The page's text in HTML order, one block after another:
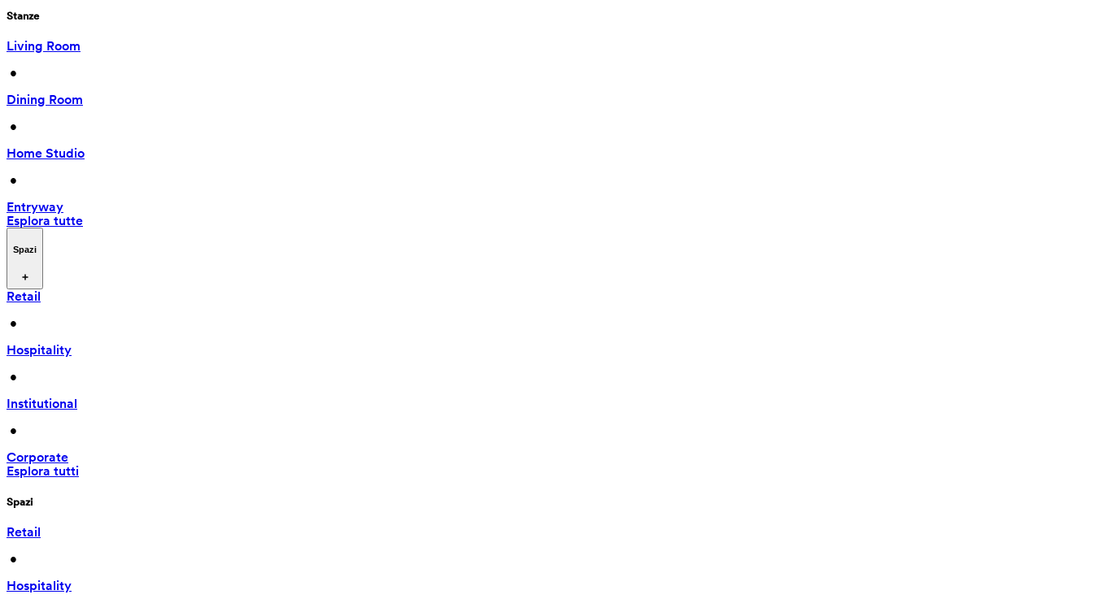
Stanze
Living Room
•
Dining Room
•
Home Studio
•
Entryway
Esplora tutte
Spazi
Retail
•
Hospitality
•
Institutional
•
Corporate
Esplora tutti
Spazi
Retail
•
Hospitality